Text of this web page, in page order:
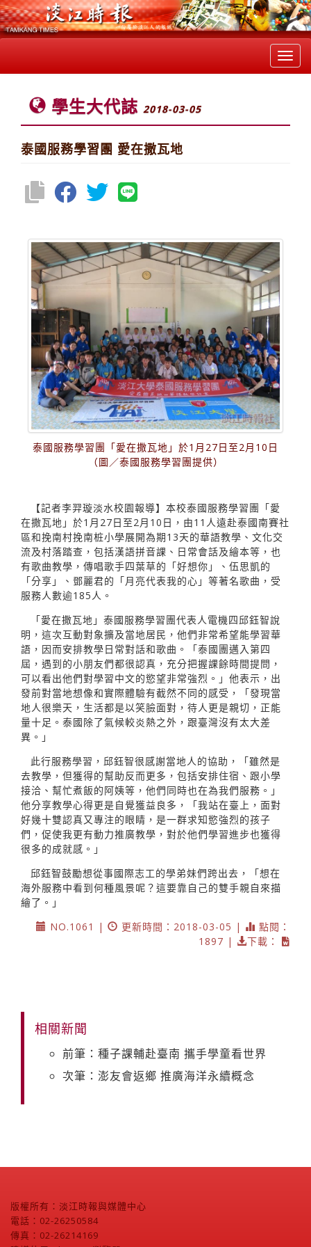
學生大代誌 2018-03-05
泰國服務學習團 愛在撒瓦地
泰國服務學習團「愛在撒瓦地」於1月27日至2月10日
（圖／泰國服務學習團提供）
【記者李羿璇淡水校園報導】本校泰國服務學習團「愛
在撒瓦地」於1月27日至2月10日，由11人遠赴泰國南賽社
區和挽南村挽南桩小學展開為期13天的華語教學、文化交
流及村落踏查，包括漢語拼音課、日常會話及繪本等，也
有歌曲教學，傳唱歌手四葉草的「好想你」、伍思凱的
「分享」、鄧麗君的「月亮代表我的心」等著名歌曲，受
服務人數逾185人。
「愛在撒瓦地」泰國服務學習團代表人電機四邱鈺智說
明，這次互動對象擴及當地居民，他們非常希望能學習華
語，因而安排教學日常對話和歌曲。「泰國團邁入第四
屆，遇到的小朋友們都很認真，充分把握課餘時間提問，
可以看出他們對學習中文的慾望非常強烈。」他表示，出
發前對當地想像和實際體驗有截然不同的感受，「發現當
地人很樂天，生活都是以笑臉面對，待人更是親切，正能
量十足。泰國除了氣候較炎熱之外，跟臺灣沒有太大差
異。」
此行服務學習，邱鈺智很感謝當地人的協助，「雖然是
去教學，但獲得的幫助反而更多，包括安排住宿、跟小學
接洽、幫忙煮飯的阿姨等，他們同時也在為我們服務。」
他分享教學心得更是自覺獲益良多，「我站在臺上，面對
好幾十雙認真又專注的眼睛，是一群求知慾強烈的孩子
們，促使我更有動力推廣教學，對於他們學習進步也獲得
很多的成就感。」
邱鈺智鼓勵想從事國際志工的學弟妹們跨出去，「想在
海外服務中看到何種風景呢？這要靠自己的雙手親自來描
繪了。」
NO.1061 |
更新時間：2018-03-05 |
點閱：
1897 |
下載：
相關新聞
前筆：種子課輔赴臺南 攜手學童看世界
次筆：澎友會返鄉 推廣海洋永續概念
版權所有：淡江時報與媒體中心
電話：02-26250584
傳真：02-26214169